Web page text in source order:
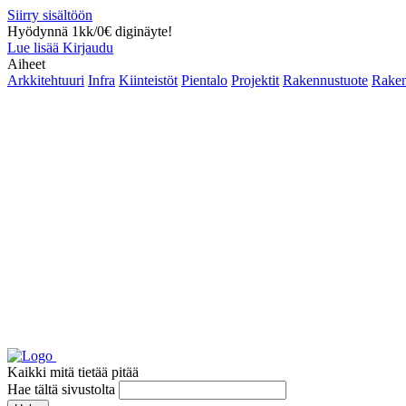
Siirry sisältöön
Hyödynnä 1kk/0€ diginäyte!
Lue lisää Kirjaudu
Aiheet
Arkkitehtuuri Infra Kiinteistöt Pientalo Projektit Rakennustuote
Kaikki mitä tietää pitää
Hae tältä sivustolta